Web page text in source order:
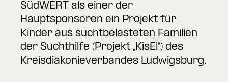
SüdWERT als einer der
Hauptsponsoren ein Projekt für
Kinder aus suchtbelasteten Familien
der Suchthilfe (Projekt „KisEl“) des
Kreisdiakonieverbandes Ludwigsburg.